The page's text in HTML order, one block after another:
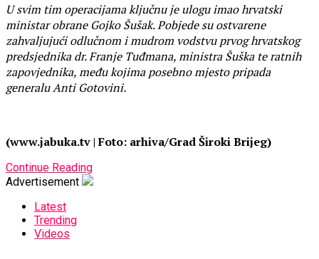
U svim tim operacijama ključnu je ulogu imao hrvatski
ministar obrane Gojko Šušak. Pobjede su ostvarene
zahvaljujući odlučnom i mudrom vodstvu prvog hrvatskog
predsjednika dr. Franje Tuđmana, ministra Šuška te ratnih
zapovjednika, među kojima posebno mjesto pripada
generalu Anti Gotovini.
(www.jabuka.tv | Foto: arhiva/Grad Široki Brijeg)
Continue Reading
Advertisement
Latest
Trending
Videos